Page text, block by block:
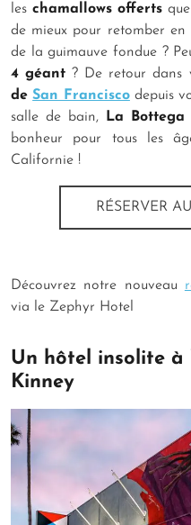
les chamallows offertsque
de mieux pour retomber
de la guimauve fondue ?
4 géant ? De retour dans
deSan Franciscodepuis
salle de bain,
La Bottega
bonheur pour tous les
Californie !
RÉSERVER
Découvrez notre nouveau
via le Zephyr Hotel
Un hôtel insolite à
Kinney